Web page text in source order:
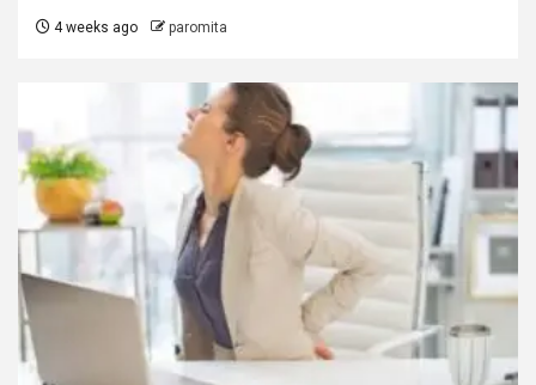
4 weeks ago paromita